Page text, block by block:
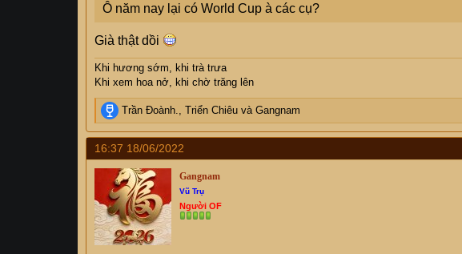
Ô năm nay lại có World Cup à các cụ?
Già thật dồi
Khi hương sớm, khi trà trưa
Khi xem hoa nở, khi chờ trăng lên
R
e
a
t
i
o
n
s
:
Trần Đoành. Triển Chiêu và Gangnam
16:37 18/06/2022
Gangnam
Vũ Trụ
Người OF